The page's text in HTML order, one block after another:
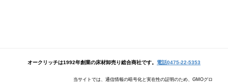
オークリッチは1992年創業の床材卸売り総合商社です。 電話0475-22-5353
当サイトでは、通信情報の暗号化と実在性の証明のため、GMOグロ